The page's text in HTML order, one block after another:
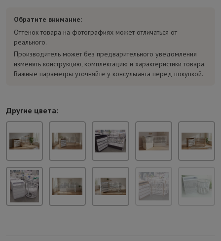
Обратите внимание:
Оттенок товара на фотографиях может отличаться от
реального.
Производитель может без предварительного уведомления
изменять конструкцию, комплектацию и характеристики товара.
Важные параметры уточняйте у консультанта перед покупкой.
Другие цвета: